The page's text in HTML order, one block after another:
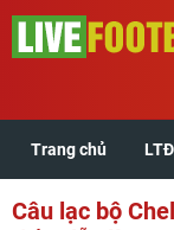
Trang chủ LTĐ
Câu lạc bộ
Trang chủ
LTĐ